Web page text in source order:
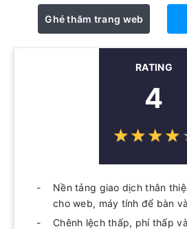
Ghé thăm trang web
RATING
4
☆☆☆☆
★★★★
Nền tảng giao dịch thân
cho web, máy tính để bàn
Chênh lệch thấp, phí thấp